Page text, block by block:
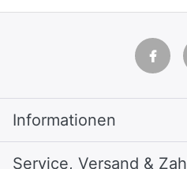
Informationen
Service, Versand &